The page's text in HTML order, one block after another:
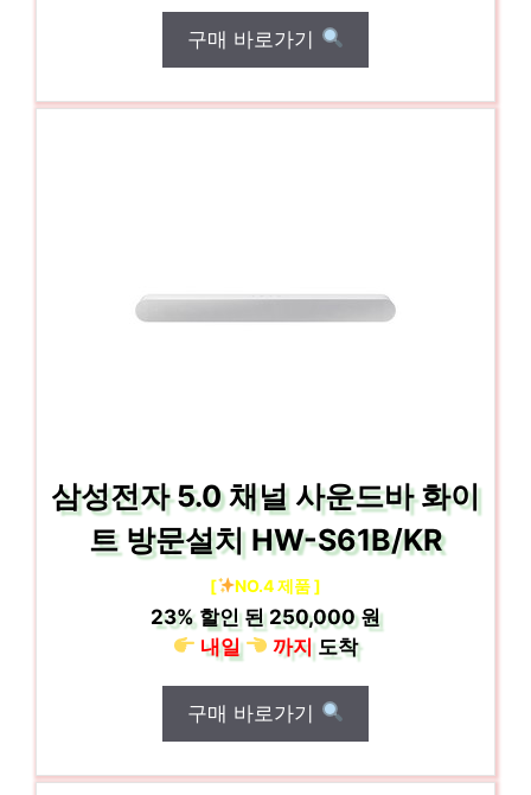
구매 바로가기
삼성전자 5.0 채널 사운드바 화이
트 방문설치 HW-S61B/KR
[ NO.4 제품 ]
23% 할인 된250,000 원
내일
까지도착
구매 바로가기